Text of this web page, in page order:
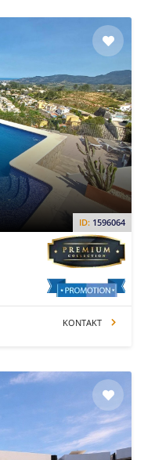
ID: 1596064
KONTAKT